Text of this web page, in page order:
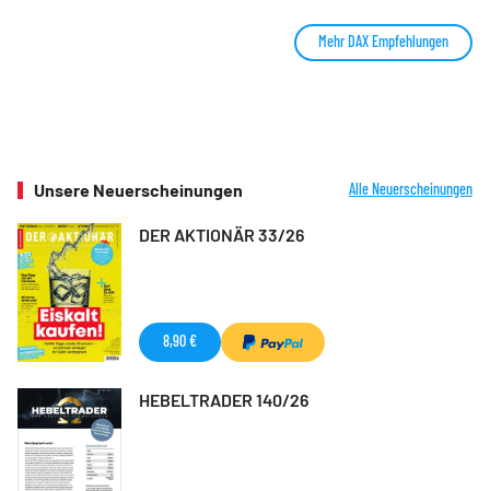
Mehr DAX Empfehlungen
Unsere Neuerscheinungen Alle Neuerscheinungen
DER AKTIONÄR 33/26
8,90 €
HEBELTRADER 140/26